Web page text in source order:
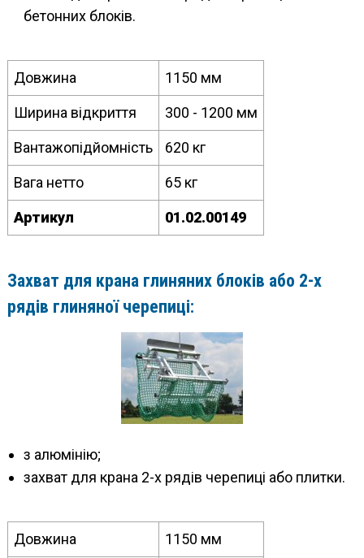
бетонних блоків.
Довжина 1150 мм
Ширина відкриття 300 - 1200 мм
Вантажопідйомність 620 кг
Вага нетто 65 кг
Артикул 01.02.00149
Захват для крана глиняних блоків або 2-х
рядів глиняної черепиці:
з алюмінію;
захват для крана 2-х рядів черепиці або плитки.
Довжина 1150 мм